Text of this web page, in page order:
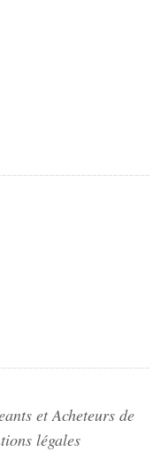
et Acheteurs de
légales